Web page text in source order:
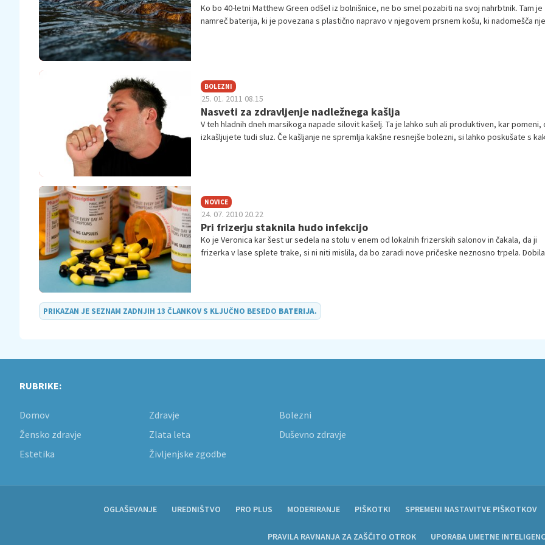
Ko bo 40-letni Matthew Green odšel iz bolnišnice, ne bo smel pozabiti na svoj nahrbtnik. Tam je
namreč baterija, ki je povezana s plastično napravo v njegovem prsnem košu, ki nadomešča
BOLEZNI
25. 01. 2011 08.15
Nasveti za zdravljenje nadležnega kašlja
V teh hladnih dneh marsikoga napade silovit kašelj. Ta je lahko suh ali produktiven, kar pomeni,
izkašljujete tudi sluz. Če kašljanje ne spremlja kakšne resnejše bolezni, si lahko poskušate s
NOVICE
24. 07. 2010 20.22
Pri frizerju staknila hudo infekcijo
Ko je Veronica kar šest ur sedela na stolu v enem od lokalnih frizerskih salonov in čakala, da ji
frizerka v lase splete trake, si ni niti mislila, da bo zaradi nove pričeske neznosno trpela.
PRIKAZAN JE SEZNAM ZADNJIH 13 ČLANKOV S KLJUČNO BESEDO BATERIJA.
RUBRIKE:
Domov Zdravje
Bolezni
Žensko zdravje
Zlata leta
Duševno zdravje
Estetika
Življenjske zgodbe
OGLAŠEVANJE UREDNIŠTVO PRO PLUS MODERIRANJE PIŠKOTKI SPREMENI NASTAVITVE PIŠKOTKOV
PRAVILA RAVNANJA ZA ZAŠČITO OTROK UPORABA UMETNE